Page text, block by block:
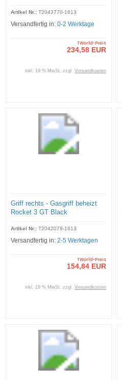
Artikel Nr.: T2043770-1613
Versandfertig in: 0-2 Werktage
TWorld-Preis
234,58 EUR
inkl. 19 % MwSt. zzgl. Versandkosten
Griff rechts - Gasgriff beheizt
Rocket 3 GT Black
Artikel Nr.: T2042078-1613
Versandfertig in: 2-5 Werktagen
TWorld-Preis
154,84 EUR
inkl. 19 % MwSt. zzgl. Versandkosten